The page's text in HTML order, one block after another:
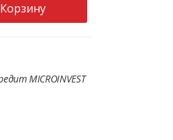
MICROINVEST